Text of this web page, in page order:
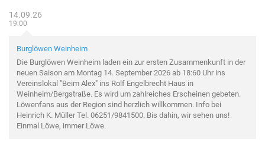
14.09.26
19:00
Burglöwen Weinheim
Die Burglöwen Weinheim laden ein zur ersten Zusammenkunft in der
neuen Saison am Montag 14. September 2026 ab 18:60 Uhr ins
Vereinslokal "Beim Alex" ins Rolf Engelbrecht Haus in
Weinheim/Bergstraße. Es wird um zahlreiches Erscheinen gebeten.
Löwenfans aus der Region sind herzlich willkommen. Info bei
Heinrich K. Müller Tel. 06251/9841500. Bis dahin, wir sehen uns!
Einmal Löwe, immer Löwe.